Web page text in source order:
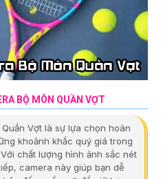
BỘ MÔN QUẦN VỢT
Vợt là sự lựa chọn hoàn
khoảnh khắc quý giá trong
chất lượng hình ảnh sắc nét
camera này giúp bạn dễ